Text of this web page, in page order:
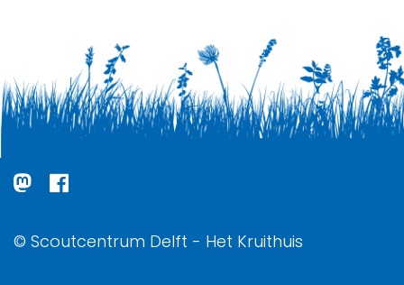
© Scoutcentrum Delft - Het Kruithuis